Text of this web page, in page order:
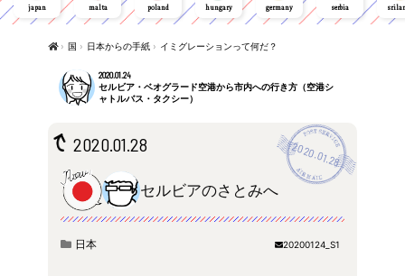
japan malta poland hungary germany serbia
› 国 › 日本からの手紙 › イミグレーションって何だ？
2020.01.24
セルビア・ベオグラード空港から市内への行き方（空港シ
ャトルバス・タクシー）
2020.01.28 2020.01.28
セルビアのさとみへ
日本 20200124_S1